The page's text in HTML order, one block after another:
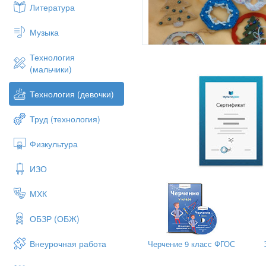
Литература
Музыка
Технология
(мальчики)
Технология (девочки)
Труд (технология)
Физкультура
ИЗО
МХК
ОБЗР (ОБЖ)
Внеурочная работа
Одним из популярных
технологии является
лишь один инструмент –
Интересный опыт работы
совместной тематической
деятельности заключалась
ёлочные игрушки для
Черчение 9 класс ФГОС